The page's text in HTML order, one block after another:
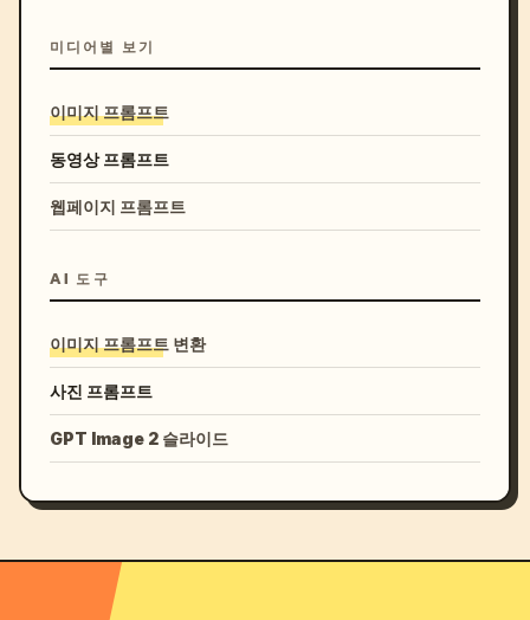
미디어별 보기
이미지 프롬프트
동영상 프롬프트
웹페이지 프롬프트
AI 도구
이미지 프롬프트 변환
사진 프롬프트
GPT Image 2 슬라이드